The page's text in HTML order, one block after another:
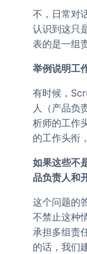
不，日常对
认识到这只
表的是一组
举例说明工
有时候，
人（产品负
析师的工作
的工作头衔
如果这些不
品负责人和
这个问题的
不禁止这种
承担多组责
的话，我们